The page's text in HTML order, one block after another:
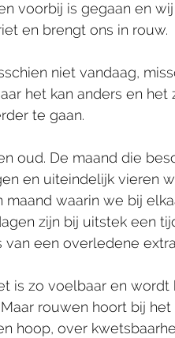
voorbij is gegaan en
en brengt ons in rouw.
niet vandaag,
het kan anders en het
te gaan.
oud. De maand die
en uiteindelijk vieren
waarin we bij
zijn bij uitstek een
van een overledene
is zo voelbaar en wordt
rouwen hoort bij
hoop, over